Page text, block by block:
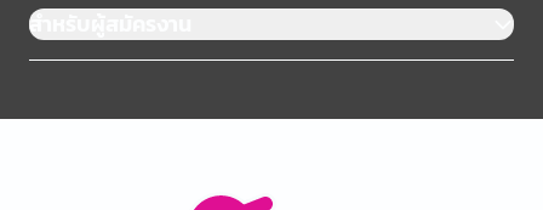
สำหรับผู้สมัครงาน